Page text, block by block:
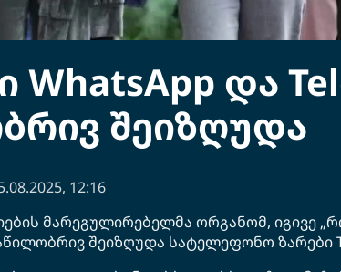
WhatsApp და
შეიზღუდა
12:16
მარეგულირებელმა ორგანომ, იგივე
შეიზღუდა სატელეფონო ზარები